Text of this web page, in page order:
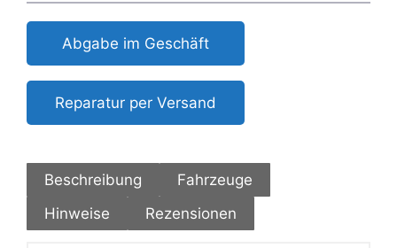
Abgabe im Geschäft
Reparatur per Versand
Beschreibung
Fahrzeuge
Hinweise
Rezensionen